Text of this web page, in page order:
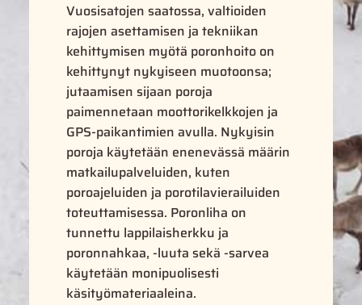
Vuosisatojen saatossa, valtioiden
rajojen asettamisen ja tekniikan
kehittymisen myötä poronhoito on
kehittynyt nykyiseen muotoonsa;
jutaamisen sijaan poroja
paimennetaan moottorikelkkojen ja
GPS-paikantimien avulla. Nykyisin
poroja käytetään enenevässä määrin
matkailupalveluiden, kuten
poroajeluiden ja porotilavierailuiden
toteuttamisessa. Poronliha on
tunnettu lappilaisherkku ja
poronnahkaa, -luuta sekä -sarvea
käytetään monipuolisesti
käsityömateriaaleina.